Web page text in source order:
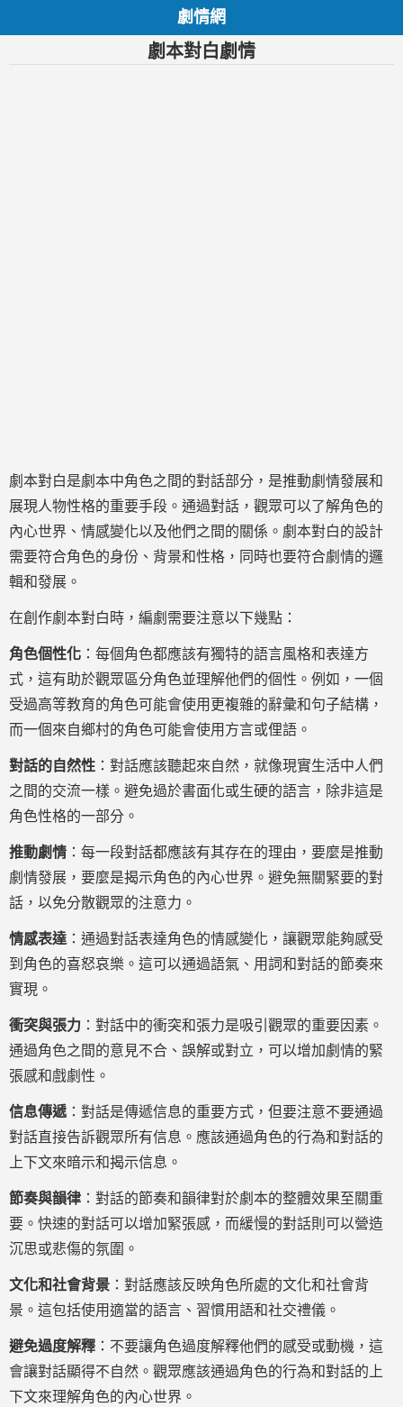
劇情網
劇本對白劇情
劇本對白是劇本中角色之間的對話部分，是推動劇情發展和
展現人物性格的重要手段。通過對話，觀眾可以了解角色的
內心世界、情感變化以及他們之間的關係。劇本對白的設計
需要符合角色的身份、背景和性格，同時也要符合劇情的邏
輯和發展。
在創作劇本對白時，編劇需要注意以下幾點：
角色個性化 ：每個角色都應該有獨特的語言風格和表達方
式，這有助於觀眾區分角色並理解他們的個性。例如，一個
受過高等教育的角色可能會使用更複雜的辭彙和句子結構，
而一個來自鄉村的角色可能會使用方言或俚語。
對話的自然性 ：對話應該聽起來自然，就像現實生活中人們
之間的交流一樣。避免過於書面化或生硬的語言，除非這是
角色性格的一部分。
推動劇情 ：每一段對話都應該有其存在的理由，要麼是推動
劇情發展，要麼是揭示角色的內心世界。避免無關緊要的對
話，以免分散觀眾的注意力。
情感表達 ：通過對話表達角色的情感變化，讓觀眾能夠感受
到角色的喜怒哀樂。這可以通過語氣、用詞和對話的節奏來
實現。
衝突與張力 ：對話中的衝突和張力是吸引觀眾的重要因素。
通過角色之間的意見不合、誤解或對立，可以增加劇情的緊
張感和戲劇性。
信息傳遞 ：對話是傳遞信息的重要方式，但要注意不要通過
對話直接告訴觀眾所有信息。應該通過角色的行為和對話的
上下文來暗示和揭示信息。
節奏與韻律 ：對話的節奏和韻律對於劇本的整體效果至關重
要。快速的對話可以增加緊張感，而緩慢的對話則可以營造
沉思或悲傷的氛圍。
文化和社會背景 ：對話應該反映角色所處的文化和社會背
景。這包括使用適當的語言、習慣用語和社交禮儀。
避免過度解釋 ：不要讓角色過度解釋他們的感受或動機，這
會讓對話顯得不自然。觀眾應該通過角色的行為和對話的上
下文來理解角色的內心世界。